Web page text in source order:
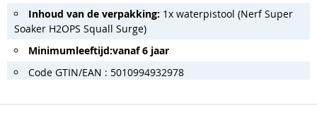
Inhoud van de verpakking: 1x waterpistool (Nerf Super
Soaker H2OPS Squall Surge)
Minimumleeftijd:vanaf 6 jaar
Code GTIN/EAN : 5010994932978